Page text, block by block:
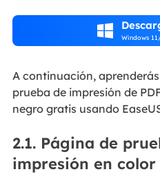
 Windows
A continuación,
prueba de impresión de
negro gratis usando
2.1. Página de
impresión en color